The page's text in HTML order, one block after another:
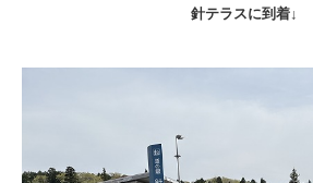
針テラスに到着↓